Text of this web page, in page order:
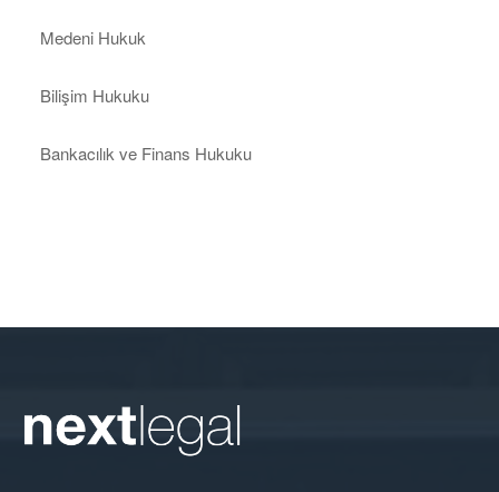
Medeni Hukuk
Bilişim Hukuku
Bankacılık ve Finans Hukuku